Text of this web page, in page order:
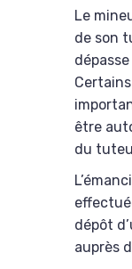
Le
de son
être
du
dépôt
auprès